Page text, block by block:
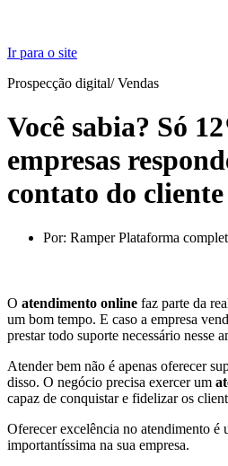
Ir para o site
Prospecção digital/Vendas
Você sabia? Só
empresas
contato do cliente
Por: Ramper Plataforma
O atendimento online faz parte da
um bom tempo. E caso a empresa
prestar todo suporte necessário nesse
Atender bem não é apenas oferecer
disso. O negócio precisa exercer um
capaz de conquistar e fidelizar os
Oferecer excelência no atendimento é
importantíssima na sua empresa.